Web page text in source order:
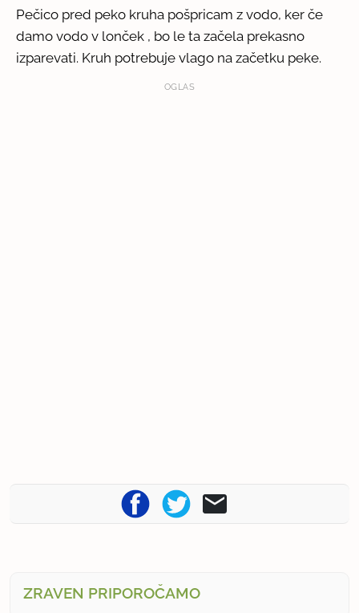
Pečico pred peko kruha pošpricam z vodo, ker če
damo vodo v lonček , bo le ta začela prekasno
izparevati. Kruh potrebuje vlago na začetku peke.
OGLAS
ZRAVEN PRIPOROČAMO